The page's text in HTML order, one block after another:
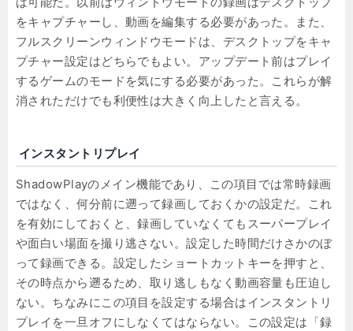
をキャプチャーし、動画を編集する必要があった。また、
フルスクリーンウィンドウモードは、デスクトップをキャ
プチャー設定はどちらでもよい。アップデート前はプレイ
するゲームのモードを気にする必要があった。これらが解
消されただけでも利便性は大きく向上したと言える。
インスタントリプレイ
ShadowPlayのメイン機能であり、この項目では常時録画
ではなく、何分前に遡って録画しておくかの設定だ。これ
を有効にしておくと、録画していなくてもスーパープレイ
や面白い場面を撮り逃さない。設定した時間だけさかのぼ
って録画できる。設定したショートカットキーを押すと、
その時点から遡るため、取り逃しもなく動画容量も圧迫し
ない。ちなみにこの項目を設定する場合はインスタントリ
プレイを一旦オフにしなくてはならない。この設定は「録